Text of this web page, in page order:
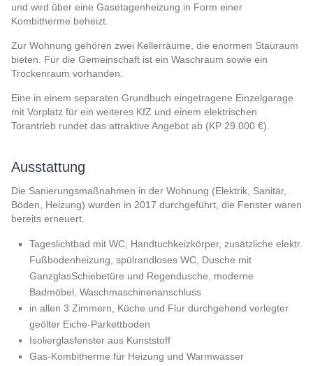
und wird über eine Gasetagenheizung in Form einer
Kombitherme beheizt.
Zur Wohnung gehören zwei Kellerräume, die enormen Stauraum
bieten. Für die Gemeinschaft ist ein Waschraum sowie ein
Trockenraum vorhanden.
Eine in einem separaten Grundbuch eingetragene Einzelgarage
mit Vorplatz für ein weiteres KfZ und einem elektrischen
Torantrieb rundet das attraktive Angebot ab (KP 29.000 €).
Ausstattung
Die Sanierungsmaßnahmen in der Wohnung (Elektrik, Sanitär,
Böden, Heizung) wurden in 2017 durchgeführt, die Fenster waren
bereits erneuert.
Tageslichtbad mit WC, Handtuchkeizkörper, zusätzliche elektr.
Fußbodenheizung, spülrandloses WC, Dusche mit
GanzglasSchiebetüre und Regendusche, moderne
Badmöbel, Waschmaschinenanschluss
in allen 3 Zimmern, Küche und Flur durchgehend verlegter
geölter Eiche-Parkettboden
Isolierglasfenster aus Kunststoff
Gas-Kombitherme für Heizung und Warmwasser